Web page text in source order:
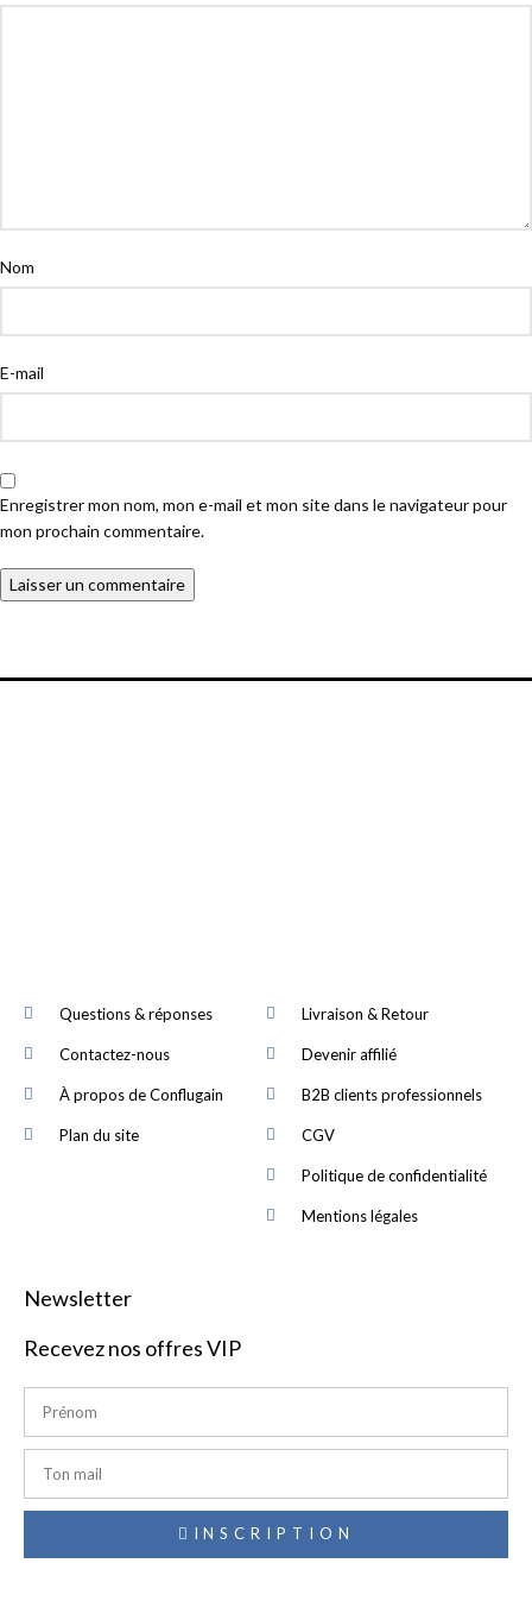
Nom
E-mail
Enregistrer mon nom, mon e-mail et mon site dans le navigateur pour
mon prochain commentaire.
Questions & réponses
Contactez-nous
À propos de Conflugain
Plan du site
Livraison & Retour
Devenir affilié
B2B clients professionnels
CGV
Politique de confidentialité
Mentions légales
Newsletter
Recevez nos offres VIP
INSCRIPTION